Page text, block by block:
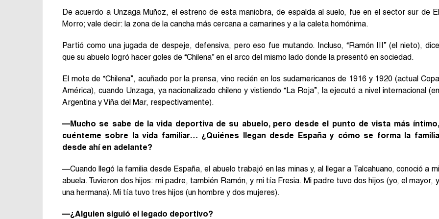
De acuerdo a Unzaga Muñoz, el estreno de esta maniobra, de espalda al suelo, fue en el sector sur de El
Morro; vale decir: la zona de la cancha más cercana a camarines y a la caleta homónima.
Partió como una jugada de despeje, defensiva, pero eso fue mutando. Incluso, “Ramón III” (el nieto), dice
que su abuelo logró hacer goles de “Chilena” en el arco del mismo lado donde la presentó en sociedad.
El mote de “Chilena”, acuñado por la prensa, vino recién en los sudamericanos de 1916 y 1920 (actual Copa
América), cuando Unzaga, ya nacionalizado chileno y vistiendo “La Roja”, la ejecutó a nivel internacional (en
Argentina y Viña del Mar, respectivamente).
—Mucho se sabe de la vida deportiva de su abuelo, pero desde el punto de vista más íntimo,
cuénteme sobre la vida familiar… ¿Quiénes llegan desde España y cómo se forma la familia
desde ahí en adelante?
—Cuando llegó la familia desde España, el abuelo trabajó en las minas y, al llegar a Talcahuano, conoció a mi
abuela. Tuvieron dos hijos: mi padre, también Ramón, y mi tía Fresia. Mi padre tuvo dos hijos (yo, el mayor, y
una hermana). Mi tía tuvo tres hijos (un hombre y dos mujeres).
—¿Alguien siguió el legado deportivo?